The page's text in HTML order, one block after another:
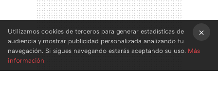
Utilizamos cookies de terceros para generar estadísticas de
audiencia y mostrar publicidad personalizada analizando tu
navegación. Si sigues navegando estarás aceptando su uso. Más
información